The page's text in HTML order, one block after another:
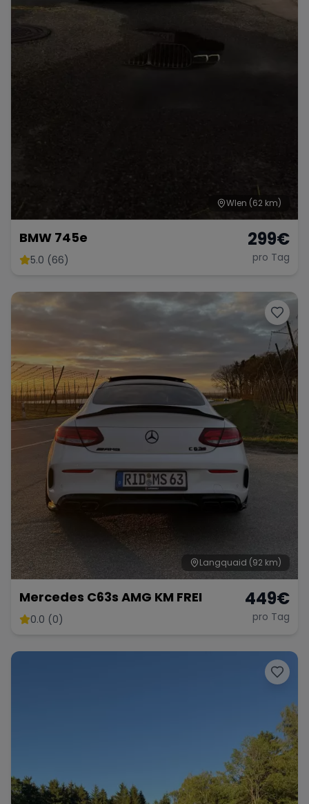
WIen (62 km)
BMW 745e
5.0 (66)
299€
pro Tag
Langquaid (92 km)
Mercedes C63s AMG KM FREI
0.0 (0)
449€
pro Tag